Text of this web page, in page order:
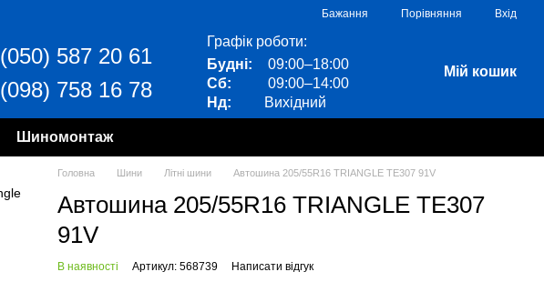
Бажання Порівняння Вхід
(050) 587 20 61
(098) 758 16 78
Графік роботи:
Будні:
09:00–18:00
Сб:
09:00–14:00
Нд:
Вихідний
Мій кошик
Шиномонтаж
Головна Шини Літні шини Автошина 205/55R16 TRIANGLE TE307 91V
Автошина 205/55R16 TRIANGLE TE307
91V
В наявності Артикул: 568739 Написати відгук